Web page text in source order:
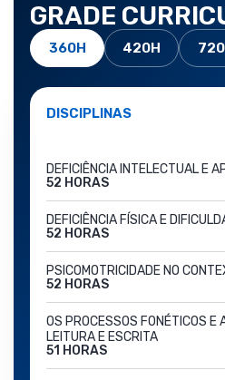
GRADE
360H 420H
DISCIPLINAS
DEFICIÊNCIA INTELECTUAL E
52 HORAS
DEFICIÊNCIA FÍSICA E
52 HORAS
PSICOMOTRICIDADE NO
52 HORAS
OS PROCESSOS FONÉTICOS E
LEITURA E ESCRITA
51 HORAS